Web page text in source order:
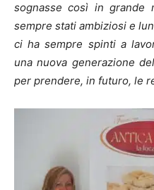
sognasse così in grande
sempre stati ambiziosi e
ci ha sempre spinti a
una nuova generazione
per prendere, in futuro, le